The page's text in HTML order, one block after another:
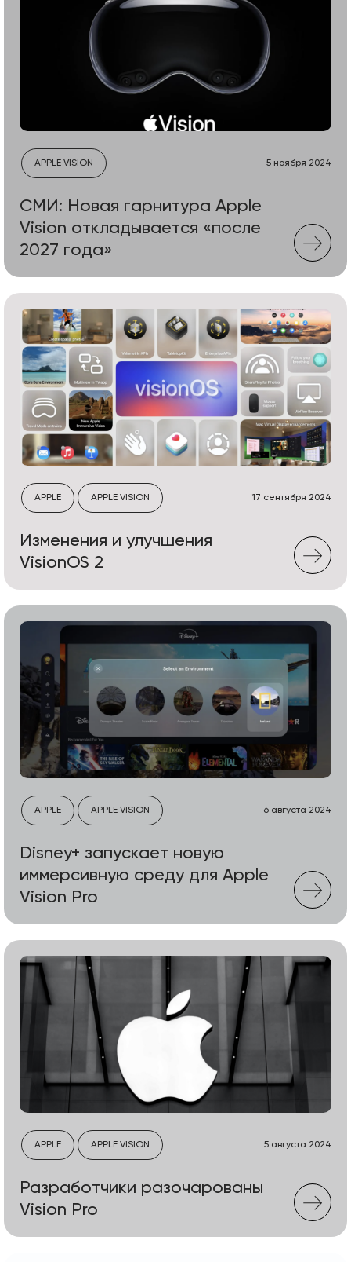
APPLE VISION 5 ноября 2024
СМИ: Новая гарнитура Apple
Vision откладывается «после
2027 года»
APPLE APPLE VISION 17 сентября 2024
Изменения и улучшения
VisionOS 2
APPLE APPLE VISION 6 августа 2024
Disney+ запускает новую
иммерсивную среду для Apple
Vision Pro
APPLE APPLE VISION 5 августа 2024
Разработчики разочарованы
Vision Pro